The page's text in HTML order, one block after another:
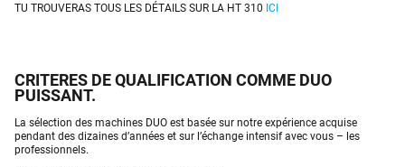
TU TROUVERAS TOUS LES DÉTAILS SUR LA HT 310 ICI
CRITERES DE QUALIFICATION COMME DUO
PUISSANT.
La sélection des machines DUO est basée sur notre expérience acquise
pendant des dizaines d’années et sur l’échange intensif avec vous – les
professionnels.